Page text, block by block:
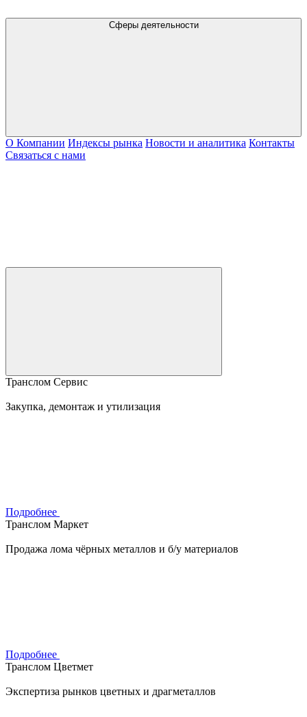
Сферы деятельности
О Компании Индексы рынка Новости и аналитика Контакты
Связаться с нами
Транслом Сервис
Закупка, демонтаж и утилизация
Подробнее
Транслом Маркет
Продажа лома чёрных металлов и б/у материалов
Подробнее
Транслом Цветмет
Экспертиза рынков цветных и драгметаллов